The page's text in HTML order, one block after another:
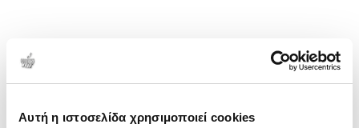
Αυτή η ιστοσελίδα χρησιμοποιεί cookies